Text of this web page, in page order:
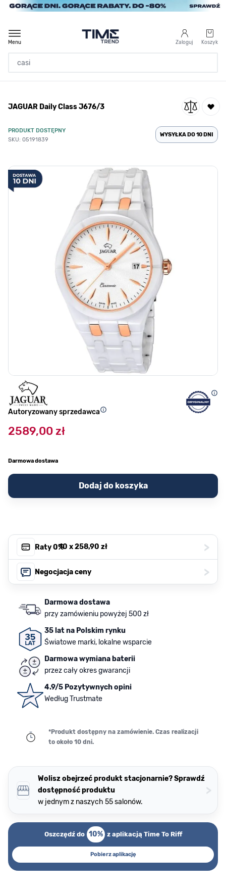
Przejdź do treści
Zaloguj Koszyk
Menu
/ JAGUAR Daily Class J676/3
JAGUAR Daily Class J676/3
PRODUKT DOSTĘPNY
SKU: 05191839
WYSYŁKA DO 10 DNI
Autoryzowany sprzedawca
2589,00 zł
Darmowa dostawa
Dodaj do koszyka
Raty 0%, 10 x258,90 zł >
Negocjacja ceny >
Darmowa dostawa
przy zamówieniu powyżej 500 zł
35 lat na Polskim rynku
Światowe marki, lokalne wsparcie
Darmowa wymiana baterii
przez cały okres gwarancji
4.9/5 Pozytywnych opini
Według Trustmate
*Produkt dostępny na zamówienie. Czas realizacji
to około 10 dni.
Wolisz obejrzeć produkt stacjonarnie? Sprawdź
dostępność produktu
w jednym z naszych 55 salonów.
>
Oszczędź do 10% z aplikacją Time To Riff
Pobierz aplikację